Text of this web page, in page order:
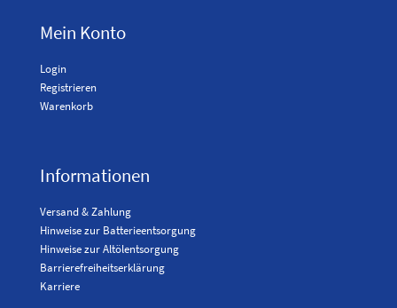
Mein Konto
Login
Registrieren
Warenkorb
Informationen
Versand & Zahlung
Hinweise zur Batterieentsorgung
Hinweise zur Altölentsorgung
Barrierefreiheitserklärung
Karriere